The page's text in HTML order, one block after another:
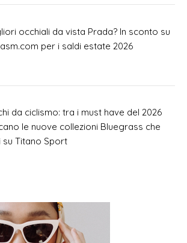
occhiali da vista Prada? In sconto su
per i saldi estate 2026
da ciclismo: tra i must have del 2026
le nuove collezioni Bluegrass che
su Titano Sport